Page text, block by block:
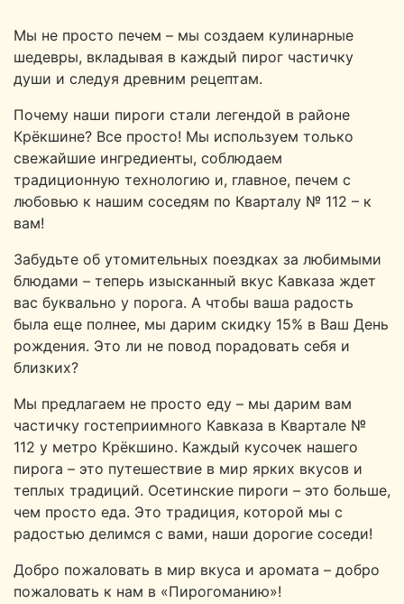
Мы не просто печем – мы создаем кулинарные
шедевры, вкладывая в каждый пирог частичку
души и следуя древним рецептам.
Почему наши пироги стали легендой в районе
Крёкшине? Все просто! Мы используем только
свежайшие ингредиенты, соблюдаем
традиционную технологию и, главное, печем с
любовью к нашим соседям по Кварталу № 112 – к
вам!
Забудьте об утомительных поездках за любимыми
блюдами – теперь изысканный вкус Кавказа ждет
вас буквально у порога. А чтобы ваша радость
была еще полнее, мы дарим скидку 15% в Ваш День
рождения. Это ли не повод порадовать себя и
близких?
Мы предлагаем не просто еду – мы дарим вам
частичку гостеприимного Кавказа в Квартале №
112 у метро Крёкшино. Каждый кусочек нашего
пирога – это путешествие в мир ярких вкусов и
теплых традиций. Осетинские пироги – это больше,
чем просто еда. Это традиция, которой мы с
радостью делимся с вами, наши дорогие соседи!
Добро пожаловать в мир вкуса и аромата – добро
пожаловать к нам в «Пирогоманию»!